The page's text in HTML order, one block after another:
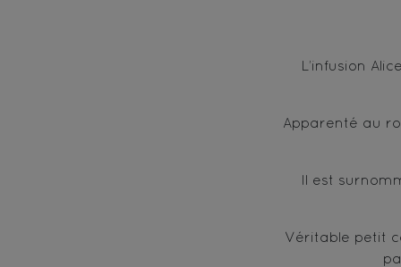
L’infusion
Apparenté au
Il est
Véritable petit